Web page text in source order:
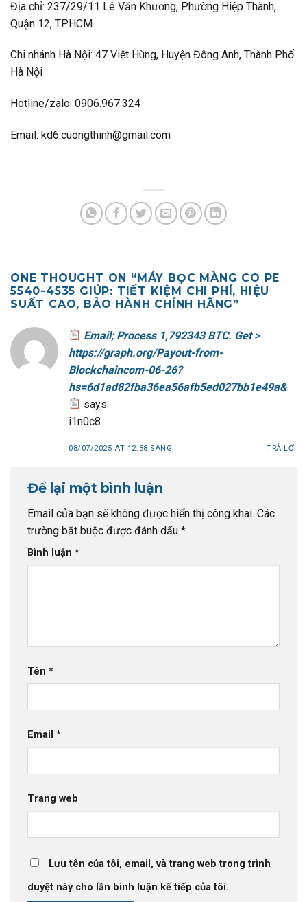
Địa chỉ: 237/29/11 Lê Văn Khương, Phường Hiệp Thành,
Quận 12, TPHCM
Chi nhánh Hà Nội: 47 Việt Hùng, Huyện Đông Anh, Thành Phố
Hà Nội
Hotline/zalo: 0906.967.324
Email: kd6.cuongthinh@gmail.com
ONE THOUGHT ON “MÁY BỌC MÀNG CO PE
5540-4535 GIÚP: TIẾT KIỆM CHI PHÍ, HIỆU
SUẤT CAO, BẢO HÀNH CHÍNH HÃNG”
Email; Process 1,792343 BTC. Get >
https://graph.org/Payout-from-
Blockchaincom-06-26?
hs=6d1ad82fba36ea56afb5ed027bb1e49a&
says:
i1n0c8
08/07/2025 AT 12:38 SÁNG TRẢ LỜI
Để lại một bình luận
Email của bạn sẽ không được hiển thị công khai. Các
trường bắt buộc được đánh dấu *
Bình luận *
Tên *
Email *
Trang web
Lưu tên của tôi, email, và trang web trong trình
duyệt này cho lần bình luận kế tiếp của tôi.